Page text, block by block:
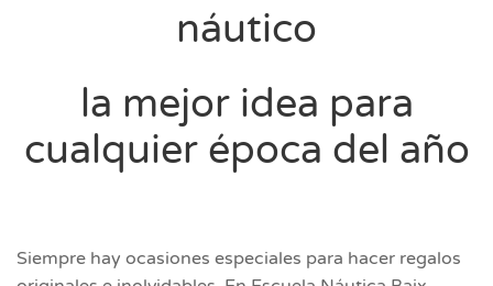
náutico
la mejor idea para
cualquier época del año
Siempre hay ocasiones especiales para hacer regalos